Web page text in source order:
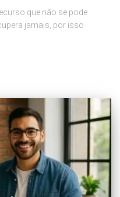
que não se pode
jamais, por isso